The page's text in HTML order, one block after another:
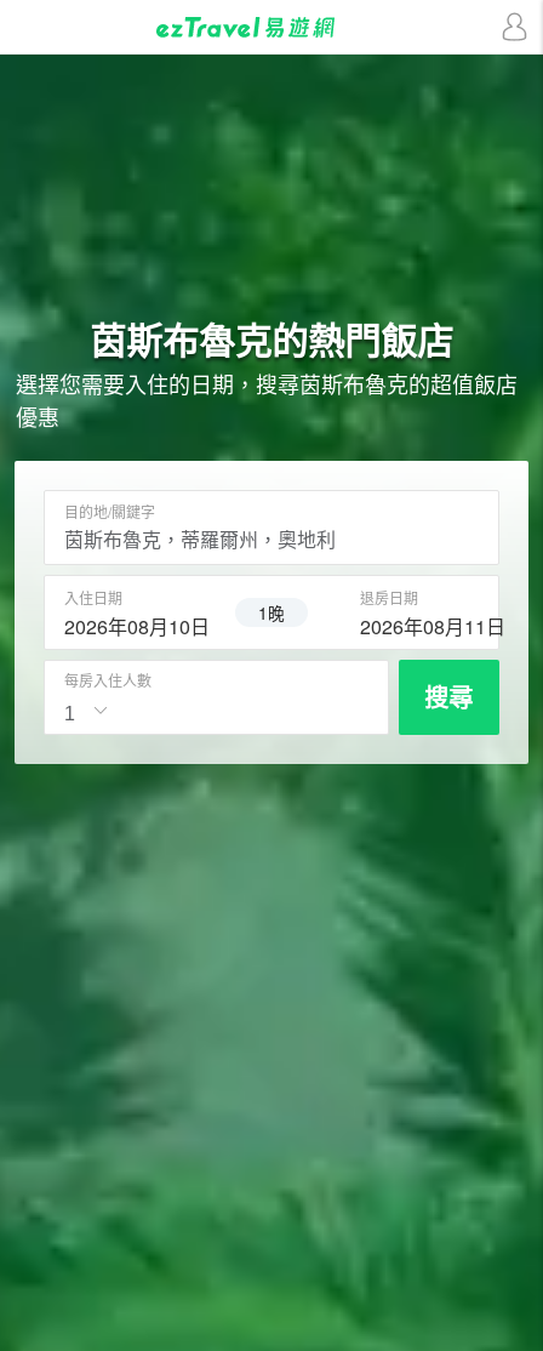
茵斯布魯克的熱門飯店
選擇您需要入住的日期，搜尋茵斯布魯克的超值飯店
優惠
目的地/關鍵字
入住日期
2026年08月10日 1晚
退房日期
2026年08月11日
每房入住人數 搜尋